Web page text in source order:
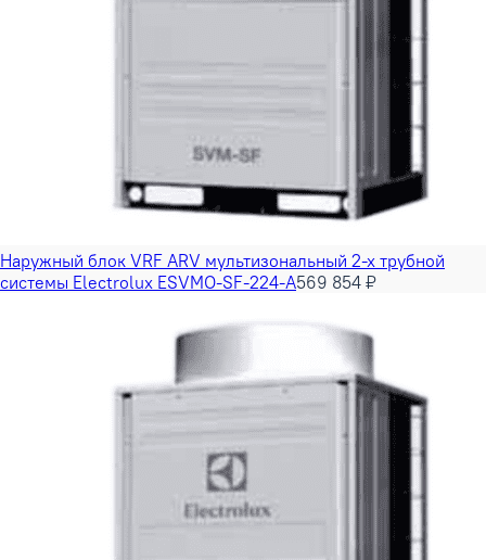
Наружный блок VRF ARV мультизональный 2-х трубной
системы Electrolux ESVMO-SF-224-A569 854 ₽